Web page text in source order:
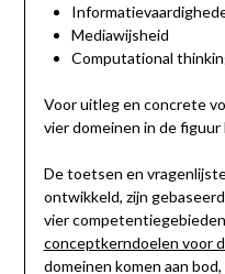
Mediawijsheid
Computational
Voor uitleg en concrete
vier domeinen in de figuur
De toetsen en
ontwikkeld, zijn
vier
conceptkerndoelen voor
domeinen komen aan